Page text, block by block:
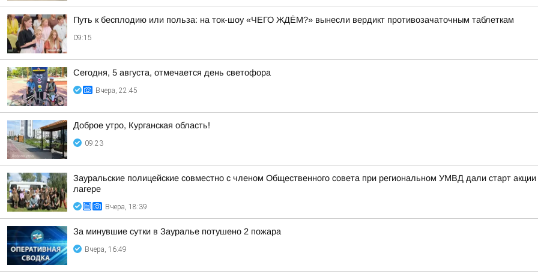
Путь к бесплодию или польза: на ток-шоу «ЧЕГО ЖДЁМ?» вынесли вердикт противозачаточным таблеткам
09:15
Сегодня, 5 августа, отмечается день светофора
Вчера, 22:45
Доброе утро, Курганская область!
09:23
Зауральские полицейские совместно с членом Общественного совета при региональном УМВД дали старт
лагере
Вчера, 18:39
За минувшие сутки в Зауралье потушено 2 пожара
Вчера, 16:49